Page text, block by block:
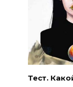
Тест.